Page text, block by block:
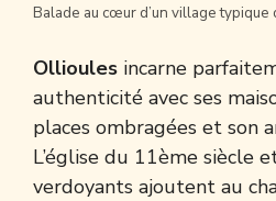
Balade au cœur d’un village typique
Ollioules incarne
authenticité avec ses
places ombragées et son
L’église du 11ème siècle
verdoyants ajoutent au